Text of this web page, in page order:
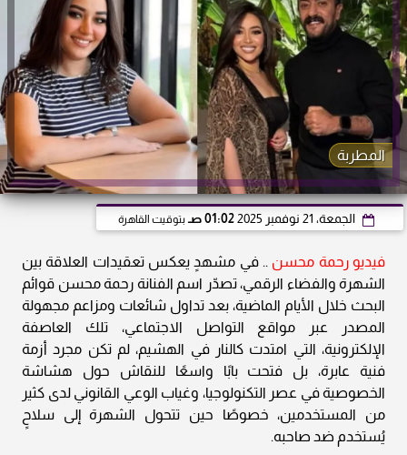
المطربة
الجمعة، 21 نوفمبر 2025 01:02 صـ بتوقيت القاهرة
فيديو رحمة محسن .. في مشهدٍ يعكس تعقيدات العلاقة بين
الشهرة والفضاء الرقمي، تصدّر اسم الفنانة رحمة محسن قوائم
البحث خلال الأيام الماضية، بعد تداول شائعات ومزاعم مجهولة
المصدر عبر مواقع التواصل الاجتماعي، تلك العاصفة
الإلكترونية، التي امتدت كالنار في الهشيم، لم تكن مجرد أزمة
فنية عابرة، بل فتحت بابًا واسعًا للنقاش حول هشاشة
الخصوصية في عصر التكنولوجيا، وغياب الوعي القانوني لدى كثير
من المستخدمين، خصوصًا حين تتحول الشهرة إلى سلاحٍ
يُستخدم ضد صاحبه.